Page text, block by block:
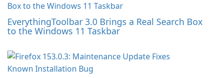
EverythingToolbar 3.0 Brings a Real Search Box
to the Windows 11 Taskbar